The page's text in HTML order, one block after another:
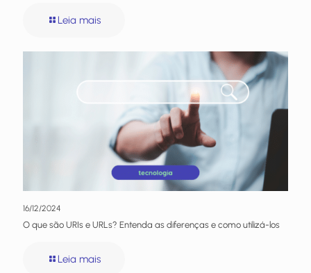
Leia mais
16/12/2024
O que são URIs e URLs? Entenda as diferenças e como utilizá-los
Leia mais